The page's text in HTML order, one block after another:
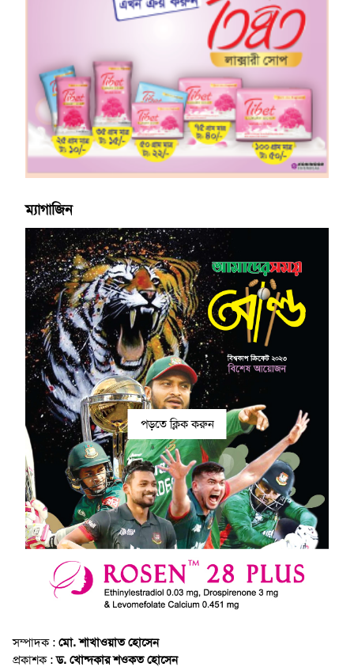
ম্যাগাজিন
পড়তে ক্লিক করুন
সম্পাদক : মো. শাখাওয়াত হোসেন
প্রকাশক :ড. খোন্দকার শওকত হোসেন